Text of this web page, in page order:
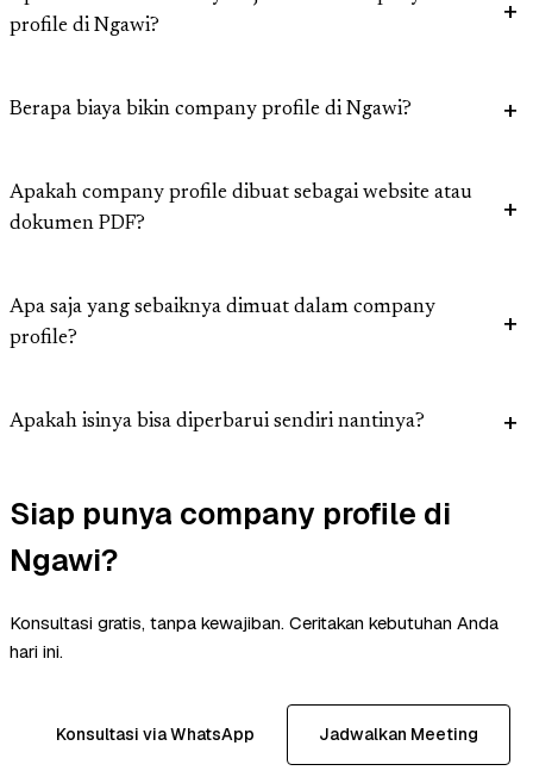
profile di Ngawi?
Berapa biaya bikin company profile di Ngawi?
Apakah company profile dibuat sebagai website atau
dokumen PDF?
Apa saja yang sebaiknya dimuat dalam company
profile?
Apakah isinya bisa diperbarui sendiri nantinya?
Siap punya company profile di
Ngawi?
Konsultasi gratis, tanpa kewajiban. Ceritakan kebutuhan Anda
hari ini.
Konsultasi via WhatsApp Jadwalkan Meeting